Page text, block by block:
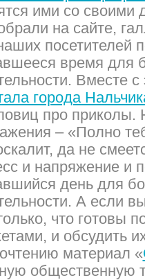
ими со своими
на сайте,
посетителей
время для
Вместе
города
про приколы.
– «Полно
да не
и напряжение и
день для
А если
что готовы
и обсудить
материал «
общественную